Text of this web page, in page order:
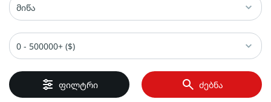
მიწა
0 - 500000+ ($)
ფილტრი ძებნა